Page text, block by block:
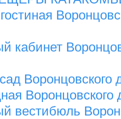
кабинет
Воронцовского
Воронцовского
вестибюль